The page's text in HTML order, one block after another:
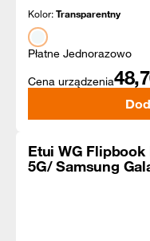
Kolor:Transparentny
Płatne Jednorazowo
Cena urządzenia
Etui WG Flipbook
5G/ Samsung